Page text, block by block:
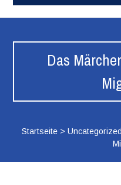
Das
Startseite >Uncategorized